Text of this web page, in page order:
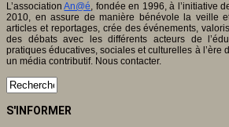
L’associationAn@é, fondée en 1996, à l’initiative
2010, en assure de manière bénévole la veille
articles et reportages, crée des événements,
des débats avec les différents acteurs de
pratiques éducatives, sociales et culturelles à l’ère
un média contributif. Nous contacter.
S'INFORMER